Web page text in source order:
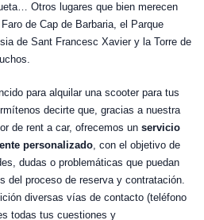
Otros lugares que bien merecen
de Cap de Barbaria, el Parque
de Sant Francesc Xavier y la Torre de
para alquilar una scooter para tus
decirte que, gracias a nuestra
de rent a car, ofrecemos un servicio
personalizado, con el objetivo de
dudas o problemáticas que puedan
del proceso de reserva y contratación.
diversas vías de contacto (teléfono
todas tus cuestiones y